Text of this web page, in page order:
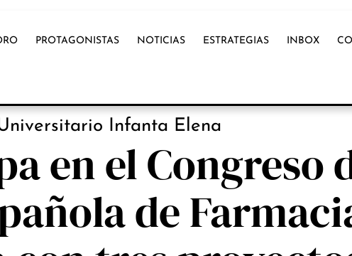
PROTAGONISTAS NOTICIAS ESTRATEGIAS INBOX
Infanta Elena
en el Congreso
de